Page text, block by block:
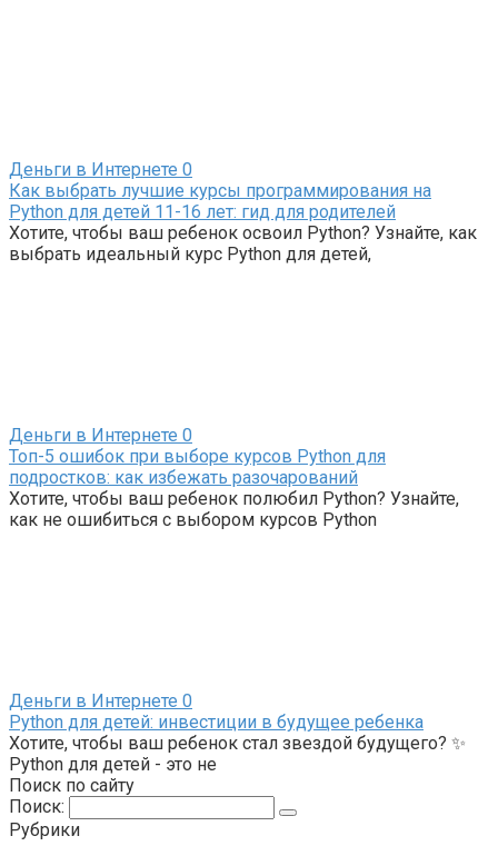
Деньги в Интернете 0
Как выбрать лучшие курсы программирования на
Python для детей 11-16 лет: гид для родителей
Хотите, чтобы ваш ребенок освоил Python? Узнайте, как
выбрать идеальный курс Python для детей,
Деньги в Интернете 0
Топ-5 ошибок при выборе курсов Python для
подростков: как избежать разочарований
Хотите, чтобы ваш ребенок полюбил Python? Узнайте,
как не ошибиться с выбором курсов Python
Деньги в Интернете 0
Python для детей: инвестиции в будущее ребенка
Хотите, чтобы ваш ребенок стал звездой будущего? ✨
Python для детей - это не
Поиск по сайту
Поиск:
Рубрики